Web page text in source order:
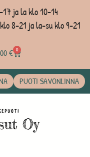
17 ja la klo 10-14
klo 8-21 ja la-su klo 9-21
€ 0
PUOTI SAVONLINNA